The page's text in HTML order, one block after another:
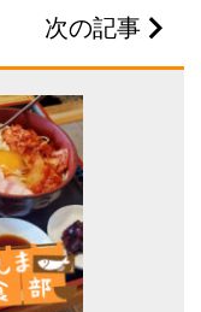
次の記事